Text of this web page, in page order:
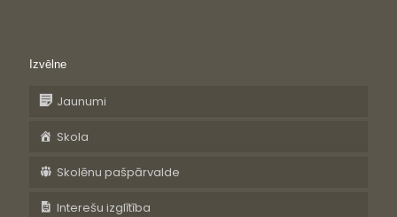
Izvēlne
Jaunumi
Skola
Skolēnu pašpārvalde
Interešu izglītība